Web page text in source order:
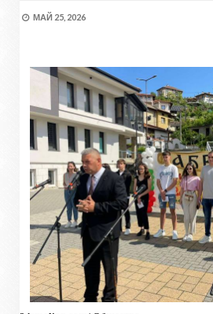
МАЙ 25, 2026